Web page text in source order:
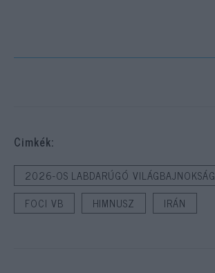
Cimkék:
2026-OS LABDARÚGÓ VILÁGBAJNOKSÁG
FOCI VB
HIMNUSZ IRÁN